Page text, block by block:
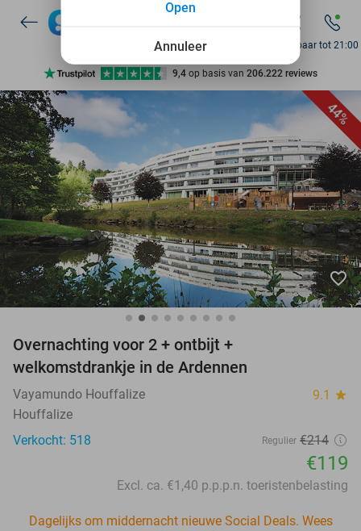
7 dagen per week beschikbaar
10+ miljoen leden
9,4 op basis van 206.222 reviews
7 dagen per week beschikbaar
10+ miljoen leden
Bereikbaar tot 21:00
44%
favorite_border
Overnachting voor 2 + ontbijt +
welkomstdrankje in de Ardennen
Vayamundo Houffalize 9.1 star
Houffalize
Verkocht: 518
Regulier €214
€119
Excl. ca. €1,40 p.p.p.n. toeristenbelasting
Dagelijks om middernacht nieuwe Social Deals. Wees
Annuleer
Open